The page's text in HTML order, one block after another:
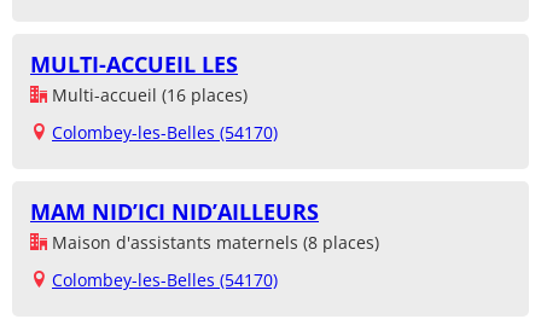
MULTI-ACCUEIL LES
Multi-accueil (16 places)
Colombey-les-Belles (54170)
MAM NID’ICI NID’AILLEURS
Maison d'assistants maternels (8 places)
Colombey-les-Belles (54170)